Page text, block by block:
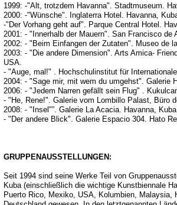
1999: -"Alt, trotzdem Havanna". Stadtmuseum.
2000: -"Wünsche". Inglaterra Hotel. Havanna,
-"Der Vorhang geht auf". Parque Central Hotel.
2001: - "Innerhalb der Mauern". San Francisco de
2002: - "Beim Einfangen der Zutaten". Museo de
2003: - "Die andere Dimension". Arts Amica-
USA.
- "Auge, mal!" . Hochschulinstitut für
2004: - "Sage mir, mit wem du umgehst". Galerie
2006: - "Jedem Narren gefällt sein Flug" .
- "He, Rene!". Galerie vom Lombillo Palast, Büro
2008: - "Insel"”. Galerie La Acacia. Havanna, Kuba.
- "Der andere Blick". Galerie Espacio 304. Hato
GRUPPENAUSSTELLUNGEN:
Seit 1994 sind seine Werke Teil von
Kuba (einschließlich die wichtige Kunstbiennale
Puerto Rico, Mexiko, USA, Kolumbien, Malaysia,